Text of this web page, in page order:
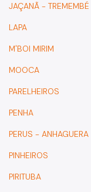
2026
JAÇANÃ - TREMEMBÉ
LAPA
M'BOI MIRIM
MOOCA
PARELHEIROS
PENHA
PERUS - ANHAGUERA
PINHEIROS
PIRITUBA